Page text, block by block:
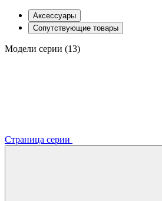
Аксессуары
Сопутствующие товары
Модели серии (13)
Страница серии